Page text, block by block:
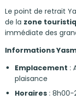
Le point de retrait
de la zone
immédiate des
Informations
Emplacement :
plaisance
Horaires : 8h00-